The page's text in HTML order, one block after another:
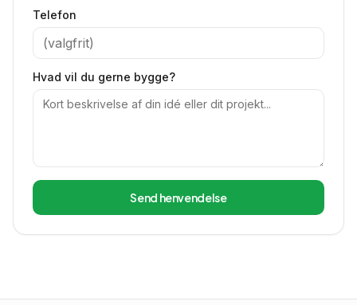
Telefon
Hvad vil du gerne bygge?
Send henvendelse